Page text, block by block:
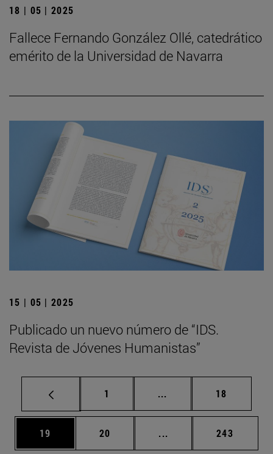
18 | 05 | 2025
Fallece Fernando González Ollé, catedrático
emérito de la Universidad de Navarra
15 | 05 | 2025
Publicado un nuevo número de “IDS.
Revista de Jóvenes Humanistas”
Página
1 ... Páginas intermedias
Página
18
Página
19 Página
20 ... Páginas intermedias
Página
243